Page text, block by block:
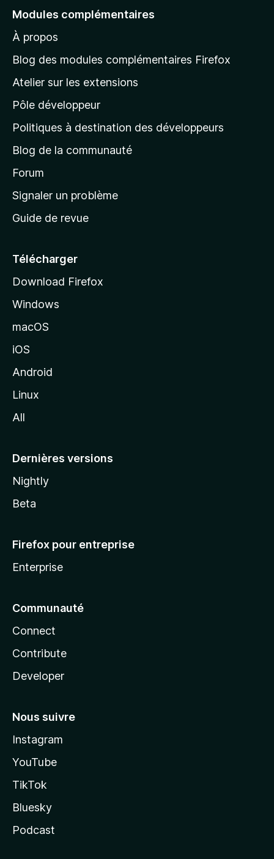
e
à
l
p
a
g
d
a
c
e
l
d
o
z
l
Modules complémentaires
À propos
Blog des modules complémentaires Firefox
Atelier sur les extensions
Pôle développeur
Politiques à destination des développeurs
Blog de la communauté
Forum
Signaler un problème
Guide de revue
Télécharger
Download Firefox
Windows
macOS
iOS
Android
Linux
All
Dernières versions
Nightly
Beta
Firefox pour entreprise
Enterprise
Communauté
Connect
Contribute
Developer
Nous suivre
Instagram
YouTube
TikTok
Bluesky
Podcast